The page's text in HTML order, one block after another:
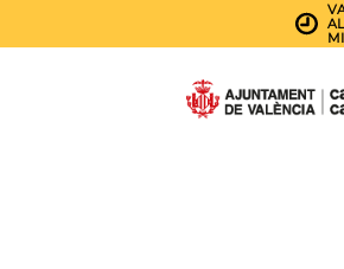
AL